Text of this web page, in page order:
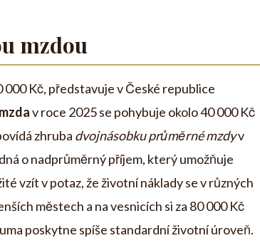
mzdou
Kč, představuje v České republice
v roce 2025 se pohybuje okolo 40 000 Kč
zhruba dvojnásobku průměrné mzdyv
o nadprůměrný příjem, který umožňuje
vzít v potaz, že životní náklady se v různých
městech a na vesnicích si za 80 000 Kč
poskytne spíše standardní životní úroveň.